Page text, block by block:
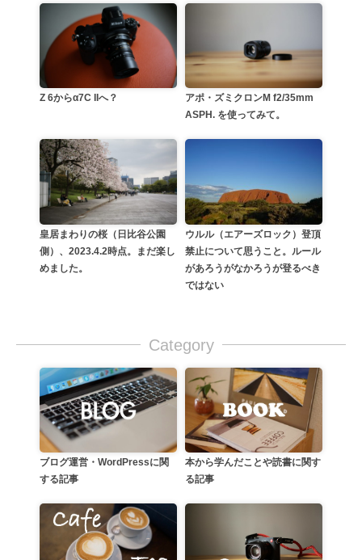
Z 6からα7C IIへ？
アポ・ズミクロンM f2/35mm
ASPH. を使ってみて。
皇居まわりの桜（日比谷公園
側）、2023.4.2時点。まだ楽し
めました。
ウルル（エアーズロック）登頂
禁止について思うこと。ルール
があろうがなかろうが登るべき
ではない
Category
ブログ運営・WordPressに関
する記事
本から学んだことや読書に関す
る記事